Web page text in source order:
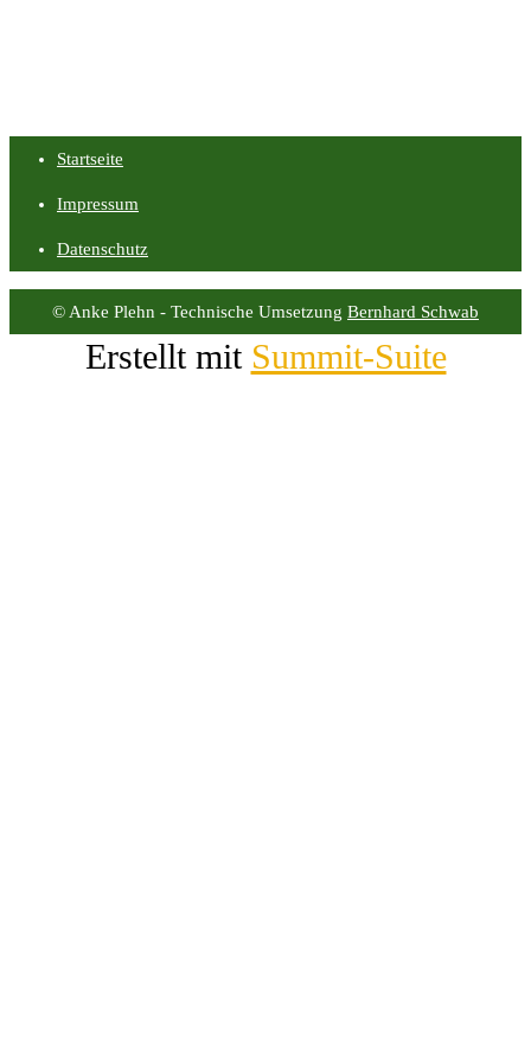
Startseite
Impressum
Datenschutz
© Anke Plehn - Technische Umsetzung Bernhard Schwab
Erstellt mit Summit-Suite